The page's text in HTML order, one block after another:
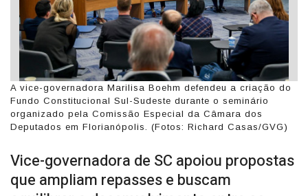
A vice-governadora Marilisa Boehm defendeu a criação do
Fundo Constitucional Sul-Sudeste durante o seminário
organizado pela Comissão Especial da Câmara dos
Deputados em Florianópolis. (Fotos: Richard Casas/GVG)
Vice-governadora de SC apoiou propostas
que ampliam repasses e buscam